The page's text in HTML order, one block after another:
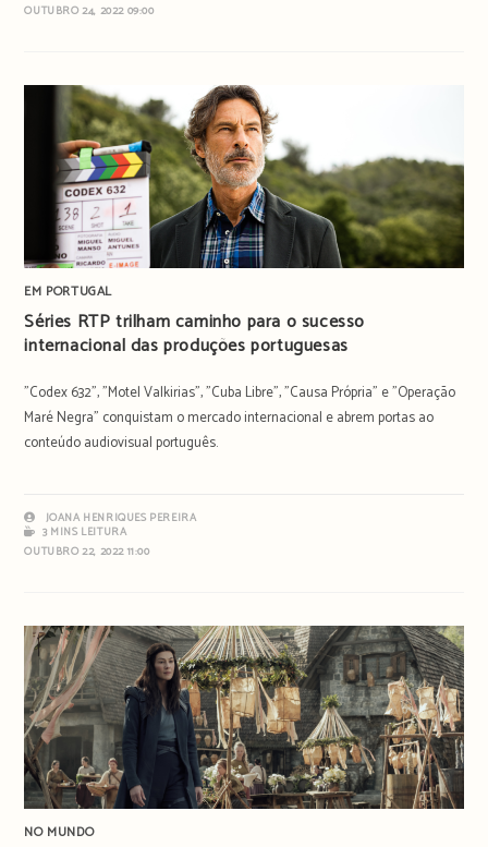
OUTUBRO 24, 2022 09:00
EM PORTUGAL
Séries RTP trilham caminho para o sucesso
internacional das produções portuguesas
"Codex 632", "Motel Valkirias", "Cuba Libre", "Causa Própria" e "Operação
Maré Negra" conquistam o mercado internacional e abrem portas ao
conteúdo audiovisual português.
JOANA HENRIQUES PEREIRA
3 MINS LEITURA
OUTUBRO 22, 2022 11:00
NO MUNDO